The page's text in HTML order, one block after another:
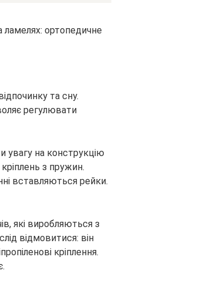
та сну.
регулювати
увагу на конструкцію
з пружин.
вставляються рейки.
які виробляються з
відмовитися: він
кріплення.